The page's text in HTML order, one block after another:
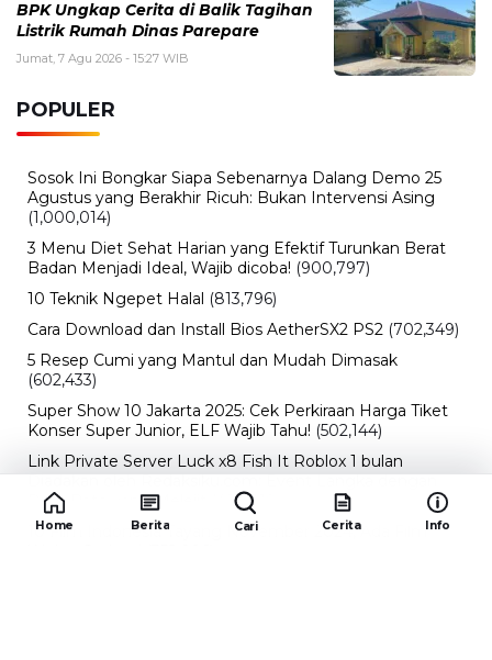
BPK Ungkap Cerita di Balik Tagihan
Listrik Rumah Dinas Parepare
Jumat, 7 Agu 2026 - 15:27 WIB
POPULER
Sosok Ini Bongkar Siapa Sebenarnya Dalang Demo 25
Agustus yang Berakhir Ricuh: Bukan Intervensi Asing
(1,000,014)
3 Menu Diet Sehat Harian yang Efektif Turunkan Berat
Badan Menjadi Ideal, Wajib dicoba! (900,797)
10 Teknik Ngepet Halal (813,796)
Cara Download dan Install Bios AetherSX2 PS2 (702,349)
5 Resep Cumi yang Mantul dan Mudah Dimasak
(602,433)
Super Show 10 Jakarta 2025: Cek Perkiraan Harga Tiket
Konser Super Junior, ELF Wajib Tahu! (502,144)
Link Private Server Luck x8 Fish It Roblox 1 bulan
Diadakan oleh Redaksiku.com: Event Langka dengan
Drop Rate yang Melejit
(424,819)
10 Film Indonesia Tayang November 2024, Ada Film
Home Berita Cari Cerita Info